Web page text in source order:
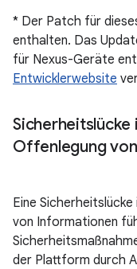
* Der Patch für
enthalten. Das
für Nexus-Geräte
Entwicklerwebsite
Offenlegung
Eine
von Informationen
der Plattform durch